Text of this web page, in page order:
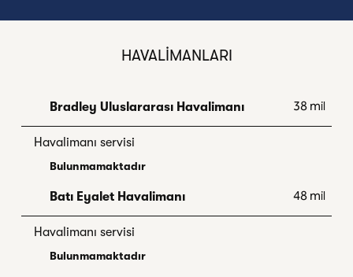
HAVALIMANLARI
Bradley Uluslararası Havalimanı 38 mil
Havalimanı servisi
Bulunmamaktadır
Batı Eyalet Havalimanı 48 mil
Havalimanı servisi
Bulunmamaktadır